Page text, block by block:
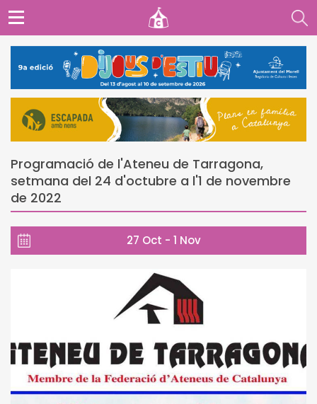
Programació de l'Ateneu de Tarragona,
setmana del 24 d'octubre a l'1 de novembre
de 2022
27 Oct - 1 Nov